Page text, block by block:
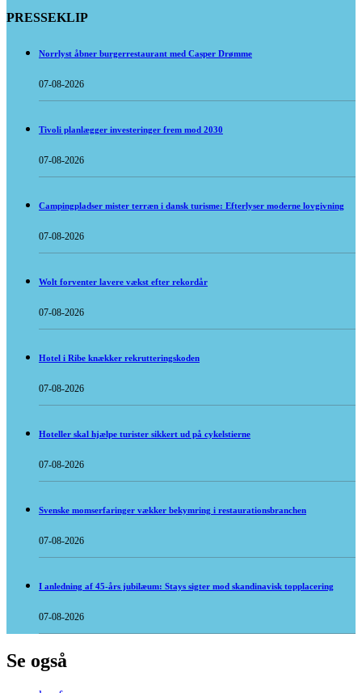
PRESSEKLIP
Norrlyst åbner burgerrestaurant med Casper Drømme
07-08-2026
Tivoli planlægger investeringer frem mod 2030
07-08-2026
Campingpladser mister terræn i dansk turisme: Efterlyser moderne lovgivning
07-08-2026
Wolt forventer lavere vækst efter rekordår
07-08-2026
Hotel i Ribe knækker rekrutteringskoden
07-08-2026
Hoteller skal hjælpe turister sikkert ud på cykelstierne
07-08-2026
Svenske momserfaringer vækker bekymring i restaurationsbranchen
07-08-2026
I anledning af 45-års jubilæum: Stays sigter mod skandinavisk topplacering
07-08-2026
Se også